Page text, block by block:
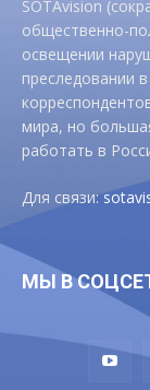
SOTAvision
общественно-
освещении
преследовании
мира, но
работать в
Для связи:
МЫ В